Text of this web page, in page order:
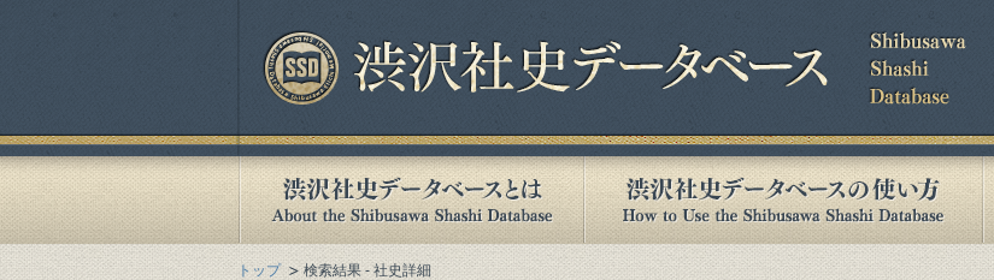
トップ 検索結果 - 社史詳細